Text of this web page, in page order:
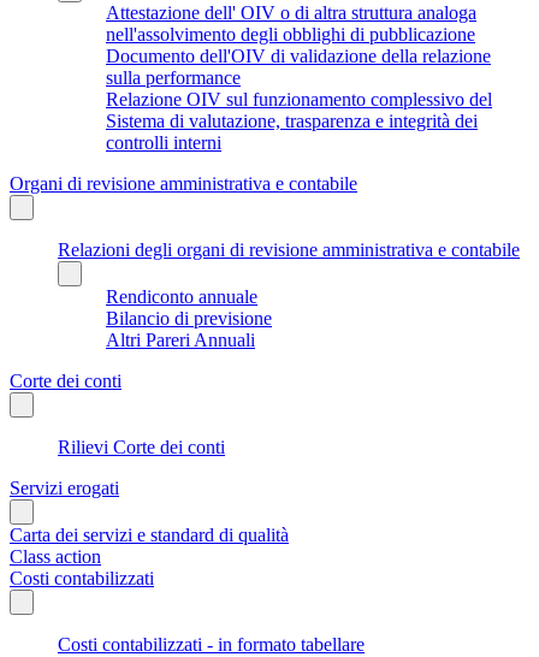
Attestazione dell' OIV o di altra struttura analoga
nell'assolvimento degli obblighi di pubblicazione
Documento dell'OIV di validazione della relazione
sulla performance
Relazione OIV sul funzionamento complessivo del
Sistema di valutazione, trasparenza e integrità dei
controlli interni
Organi di revisione amministrativa e contabile
Relazioni degli organi di revisione amministrativa e contabile
Rendiconto annuale
Bilancio di previsione
Altri Pareri Annuali
Corte dei conti
Rilievi Corte dei conti
Servizi erogati
Carta dei servizi e standard di qualità
Class action
Costi contabilizzati
Costi contabilizzati - in formato tabellare